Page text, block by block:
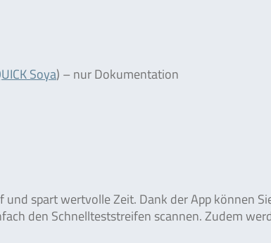
Soya) – nur Dokumentation
spart wertvolle Zeit. Dank der App können
den Schnellteststreifen scannen. Zudem